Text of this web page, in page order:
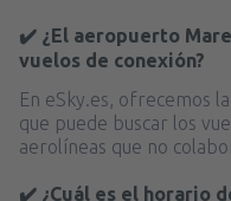
✔️ ¿El aeropuerto
vuelos de conexión?
En eSky.es, ofrecemos
que puede buscar los
aerolíneas que no
✔️ ¿Cuál es el horario